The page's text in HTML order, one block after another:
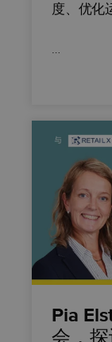
度、优化
…
Pia